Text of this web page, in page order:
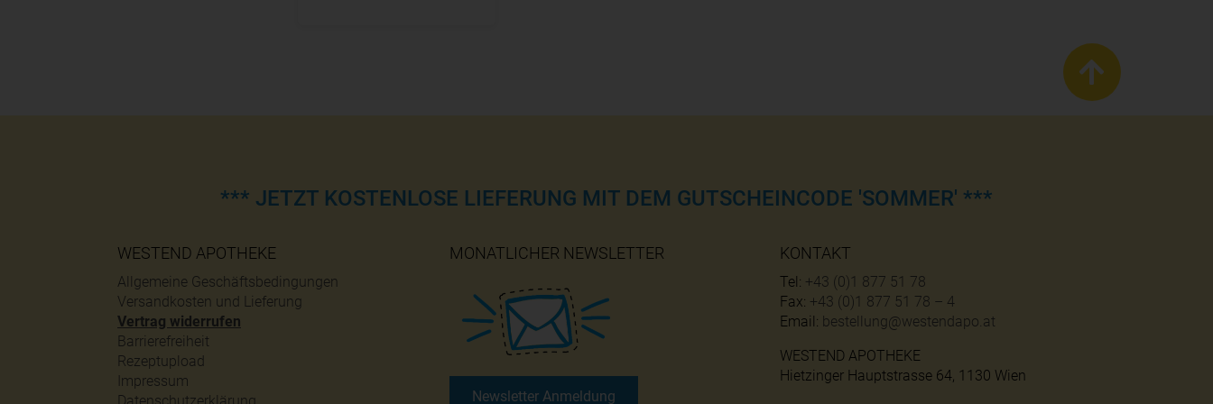
*** JETZT KOSTENLOSE LIEFERUNG MIT DEM GUTSCHEINCODE 'SOMMER' ***
WESTEND APOTHEKE
Allgemeine Geschäftsbedingungen
Versandkosten und Lieferung
Vertrag widerrufen
Barrierefreiheit
Rezeptupload
Impressum
MONATLICHER NEWSLETTER
Newsletter Anmeldung
KONTAKT
Tel: +43 (0)1 877 51 78
Fax: +43 (0)1 877 51 78 – 4
Email: bestellung@westendapo.at
WESTEND APOTHEKE
Hietzinger Hauptstrasse 64, 1130 Wien